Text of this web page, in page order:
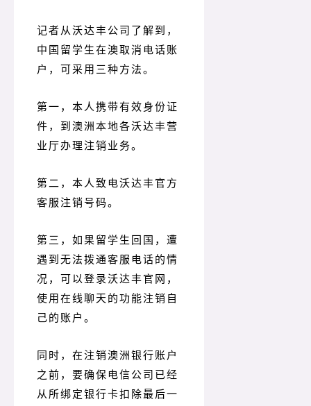
记者从沃达丰公司了解到，
中国留学生在澳取消电话账
户，可采用三种方法。
第一，本人携带有效身份证
件，到澳洲本地各沃达丰营
业厅办理注销业务。
第二，本人致电沃达丰官方
客服注销号码。
第三，如果留学生回国，遭
遇到无法拨通客服电话的情
况，可以登录沃达丰官网，
使用在线聊天的功能注销自
己的账户。
同时，在注销澳洲银行账户
之前，要确保电信公司已经
从所绑定银行卡扣除最后一